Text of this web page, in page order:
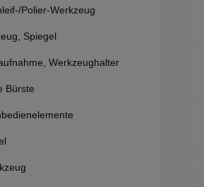
Polier-Werkzeug
Spiegel
Werkzeughalter
Bürste